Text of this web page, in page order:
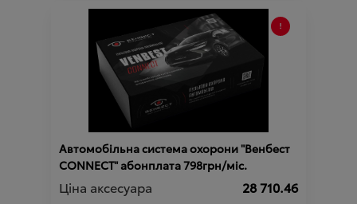
Автомобільна система охорони "Венбест
CONNECT" абонплата 798грн/міс.
Ціна аксесуара 28 710.46